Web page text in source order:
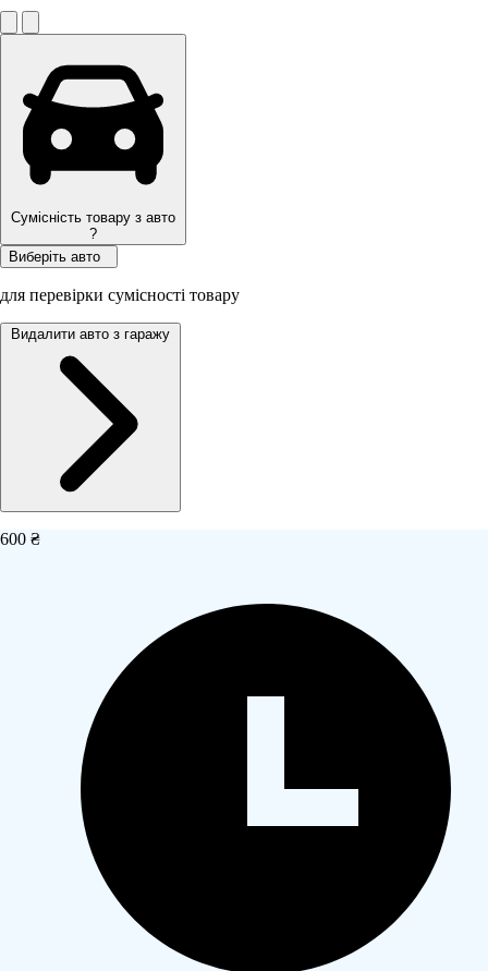
Сумісність товару з авто
?
Виберіть авто
для перевірки сумісності товару
Видалити авто з гаражу
600 ₴